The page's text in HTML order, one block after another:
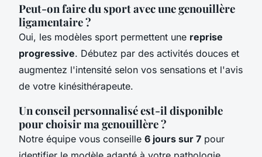
Peut-on faire du sport avec une genouillère
ligamentaire ?
Oui, les modèles sport permettent une reprise
progressive. Débutez par des activités douces et
augmentez l'intensité selon vos sensations et l'avis
de votre kinésithérapeute.
Un conseil personnalisé est-il disponible
pour choisir ma genouillère ?
Notre équipe vous conseille 6 jours sur 7 pour